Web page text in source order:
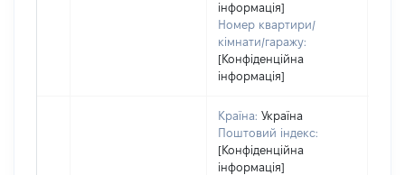
інформація]
Номер квартири/
кімнати/гаражу:
[Конфіденційна
інформація]
Країна: Україна
Поштовий індекс:
[Конфіденційна
інформація]